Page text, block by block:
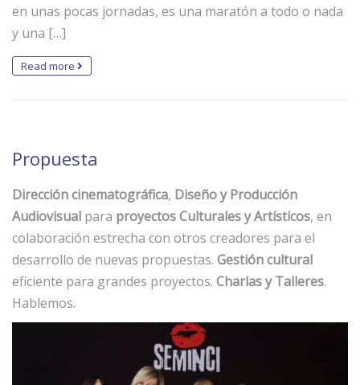
en unas pocas jornadas, es una maratón a todo o nada
y una […]
Read more
Propuesta
Dirección cinematográfica, Diseño y Producción
Audiovisual para proyectos Culturales y Artísticos, en
colaboración estrecha con otros creadores para el
desarrollo de nuevas propuestas. Gestión cultural
eficiente para grandes proyectos. Charlas y Talleres.
Hablemos.